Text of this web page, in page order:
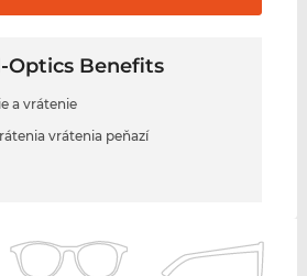
Optics Benefits
a vrátenie
vrátenia peňazí